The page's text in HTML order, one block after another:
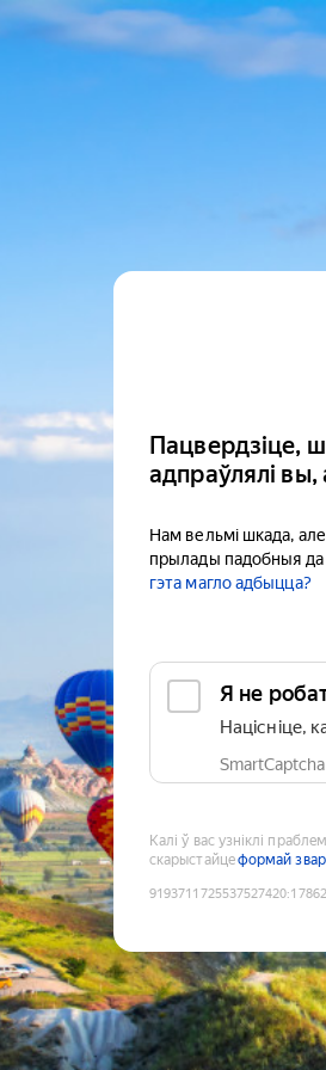
Пацвердзіце,
адпраўлялі вы,
Нам вельмі шкада,
прылады падобныя
гэта магло адбыцца?
Я не
Націсніце,
Калі ў вас узніклі
скарыстайцеформай
9193711725537527420: